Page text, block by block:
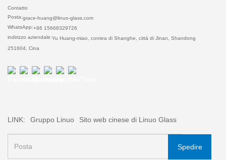
Contatto
Posta:grace-huang@linuo-glass.com
WhatsApp:+86 15668329726
indirizzo aziendale:Yu Huang-miao, contea di Shanghe, città di Jinan, Shandong
251604, Cina
LINK: Gruppo Linuo Sito web cinese di Linuo Glass
Spedire